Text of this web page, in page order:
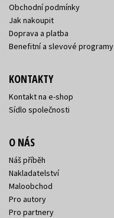
Obchodní podmínky
Jak nakoupit
Doprava a platba
Benefitní a slevové programy
KONTAKTY
Kontakt na e-shop
Sídlo společnosti
O NÁS
Náš příběh
Nakladatelství
Maloobchod
Pro autory
Pro partnery